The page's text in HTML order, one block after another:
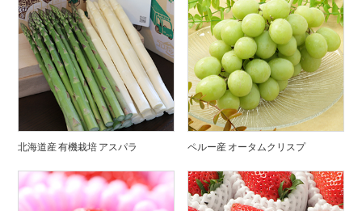
北海道産 有機栽培 アスパラ ペルー産 オータムクリスプ